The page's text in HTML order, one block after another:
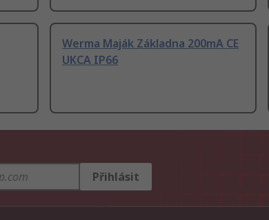
Werma Maják Základna 200mA CE
UKCA IP66
Přihlásit